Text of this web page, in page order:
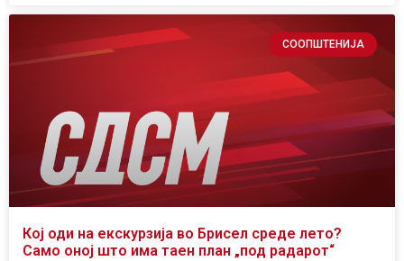
СООПШТЕНИЈА
Кој оди на екскурзија во Брисел среде лето?
Само оној што има таен план „под радарот“